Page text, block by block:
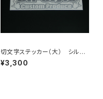
切文字ステッカー（大） シルバ
ー
¥3,300